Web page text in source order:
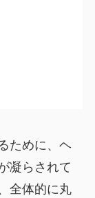
ために、ヘ
凝らされて
全体的に丸